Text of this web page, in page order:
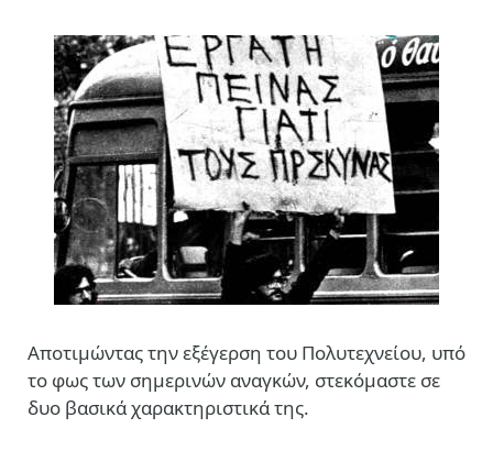
Αποτιμώντας την εξέγερση του Πολυτεχνείου, υπό
το φως των σημερινών αναγκών, στεκόμαστε σε
δυο βασικά χαρακτηριστικά της.